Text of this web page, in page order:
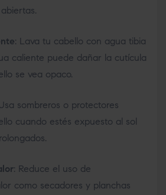
: Lava tu cabello con agua tibia
caliente puede dañar la cutícula
se vea opaco.
sombreros o protectores
cuando estés expuesto al sol
: Reduce el uso de
como secadores y planchas